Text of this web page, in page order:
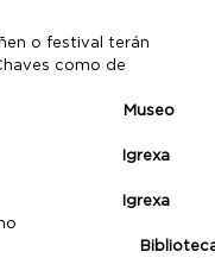
o festival terán
como de
Museo
Igrexa
Igrexa